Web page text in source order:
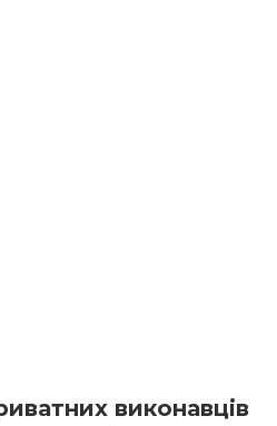
виконавців